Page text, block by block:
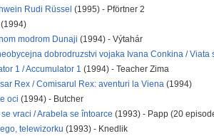
Rudi Rüssel (1995) - Pförtner 2
(1994)
modrom Dunaji (1994) - Výtahár
dobrodruzstvi vojaka Ivana Conkina /
1 / Accumulator 1 (1994) - Teacher Zima
Rex / Comisarul Rex: aventuri la Viena (1994)
oci (1994) - Butcher
vraci / Arabela se întoarce (1993) - Papp (20
telewizorku (1993) - Knedlik